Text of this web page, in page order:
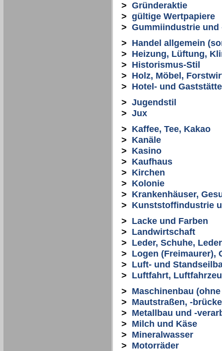
> Gründeraktie
> gültige Wertpapiere
> Gummiindustrie und
> Handel allgemein
> Heizung, Lüftung,
> Historismus-Stil
> Holz, Möbel,
> Hotel- und
> Jugendstil
> Jux
> Kaffee, Tee, Kakao
> Kanäle
> Kasino
> Kaufhaus
> Kirchen
> Kolonie
> Krankenhäuser,
> Kunststoffindustrie
> Lacke und Farben
> Landwirtschaft
> Leder, Schuhe,
> Logen (Freimaurer),
> Luft- und
> Luftfahrt,
> Maschinenbau
> Mautstraßen, -
> Metallbau und -
> Milch und Käse
> Mineralwasser
> Motorräder